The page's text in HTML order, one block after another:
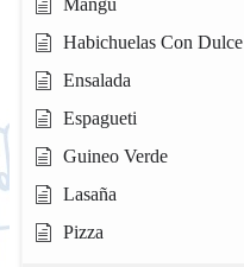
Habichuelas Con Dulce
Ensalada
Espagueti
Guineo Verde
Lasaña
Pizza